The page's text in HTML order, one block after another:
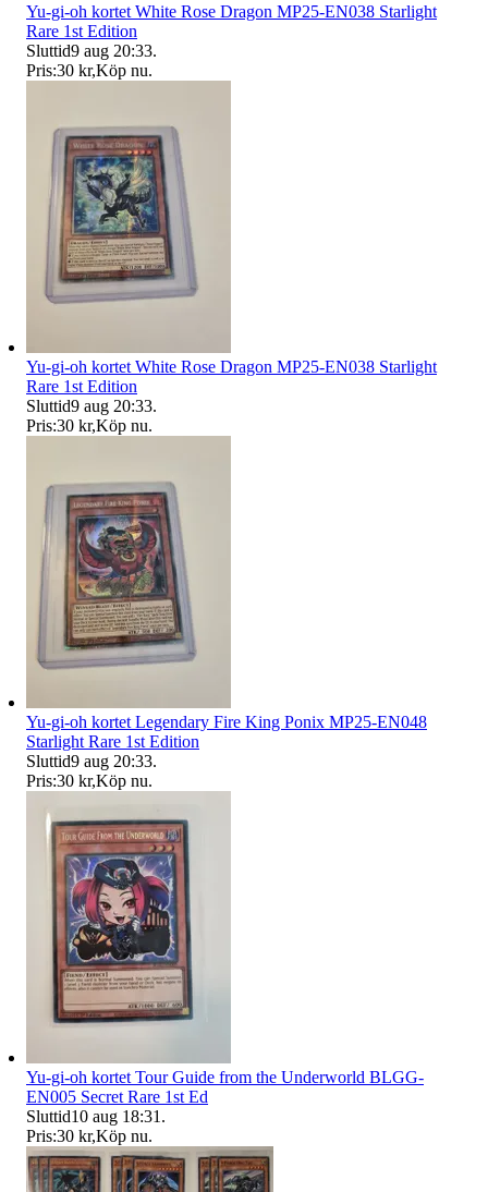
Yu-gi-oh kortet White Rose Dragon MP25-EN038 Starlight
Rare 1st Edition
Sluttid9 aug 20:33.
Pris:30 kr,Köp nu.
Yu-gi-oh kortet White Rose Dragon MP25-EN038 Starlight
Rare 1st Edition
Sluttid9 aug 20:33.
Pris:30 kr,Köp nu.
Yu-gi-oh kortet Legendary Fire King Ponix MP25-EN048
Starlight Rare 1st Edition
Sluttid9 aug 20:33.
Pris:30 kr,Köp nu.
Yu-gi-oh kortet Tour Guide from the Underworld BLGG-
EN005 Secret Rare 1st Ed
Sluttid10 aug 18:31 .
Pris:30 kr,Köp nu.